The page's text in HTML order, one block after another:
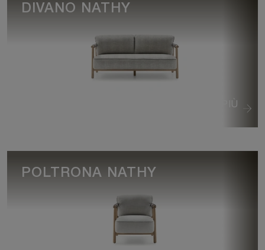
VEDI DI PIÙ
DIVANO NATHY
POLTRONA NATHY